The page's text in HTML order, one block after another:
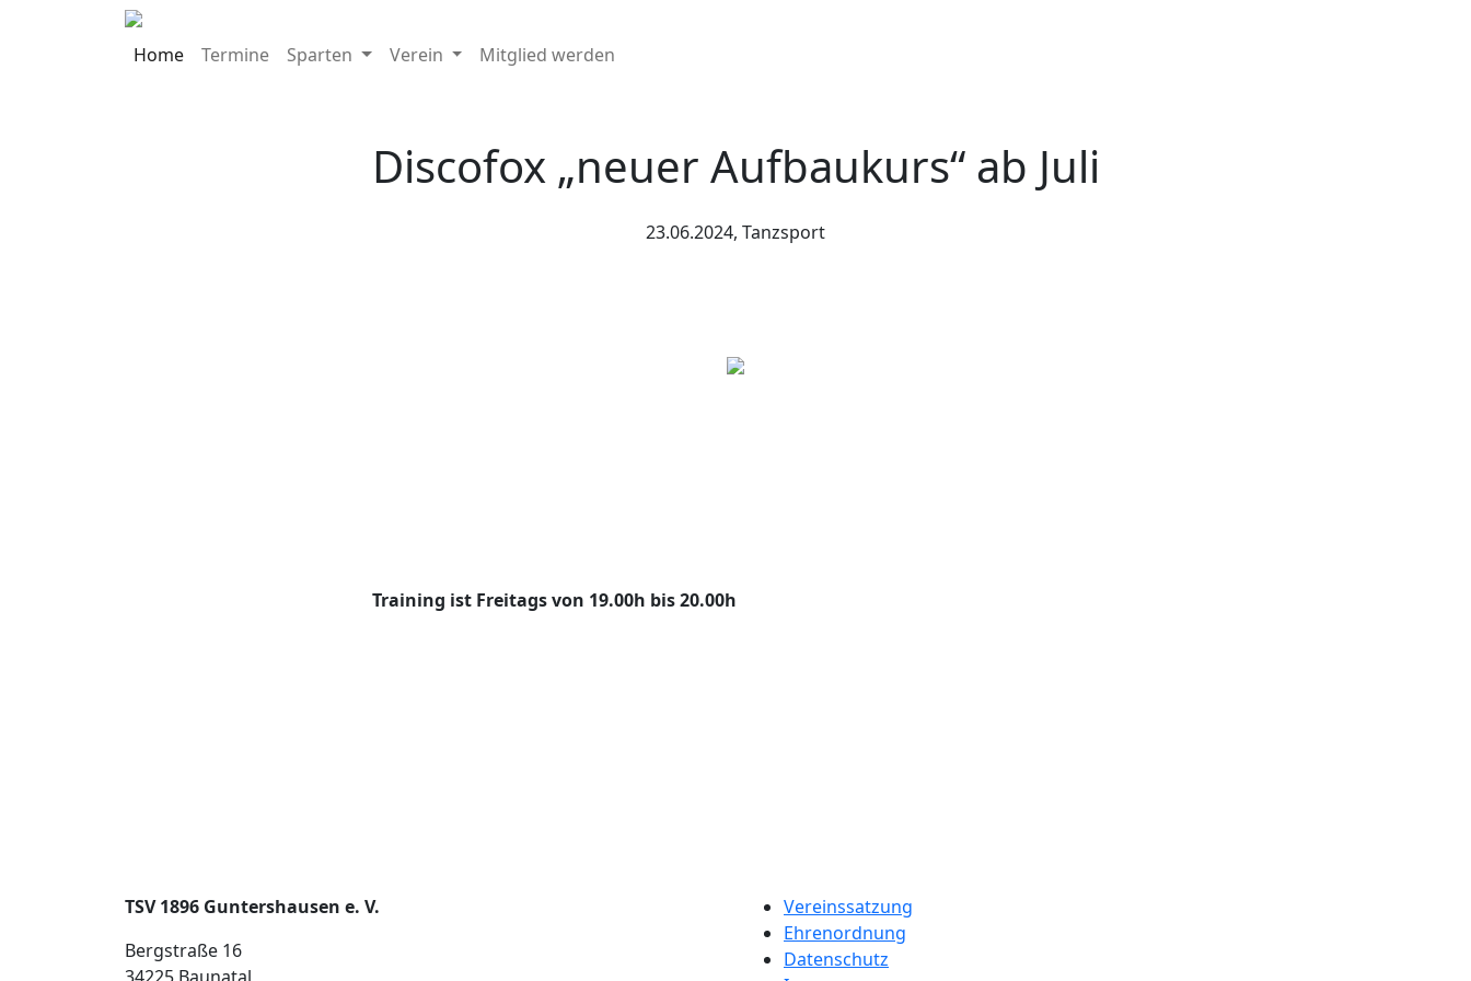
Home Termine Sparten Verein Mitglied werden
Discofox „neuer Aufbaukurs“ ab Juli
23.06.2024, Tanzsport
Training ist Freitags von 19.00h bis 20.00h
TSV 1896 Guntershausen e. V.
Bergstraße 16
Vereinssatzung
Ehrenordnung
Datenschutz